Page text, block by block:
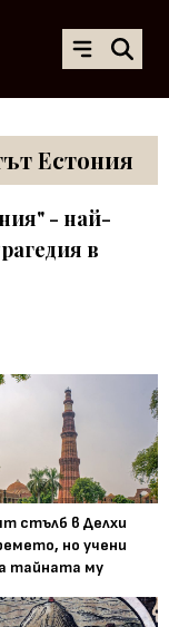
Естония
- най-
в
стълб в Делхи
но учени
тайната му